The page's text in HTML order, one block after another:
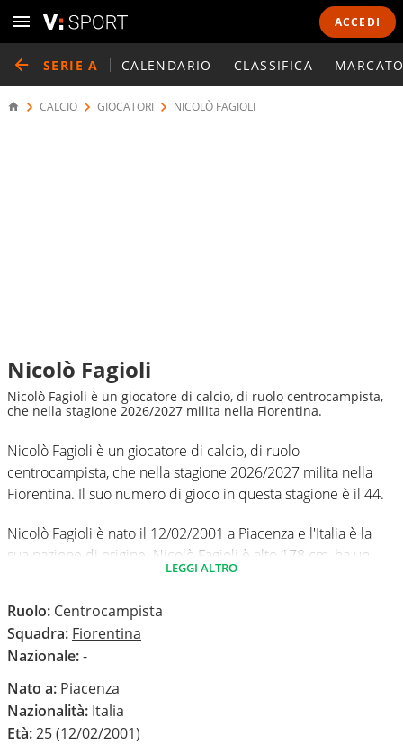
ACCEDI
SERIE A CALENDARIO CLASSIFICA
CALCIO GIOCATORI NICOLÒ FAGIOLI
Nicolò Fagioli
Nicolò Fagioli è un giocatore di calcio, di ruolo centrocampista,
che nella stagione 2026/2027 milita nella Fiorentina.
Nicolò Fagioli è un giocatore di calcio, di ruolo
centrocampista, che nella stagione 2026/2027 milita nella
Fiorentina. Il suo numero di gioco in questa stagione è il 44.
Nicolò Fagioli è nato il 12/02/2001 a Piacenza e l'Italia è la
sua nazione di origine. Nicolò Fagioli è alto 178 cm, ha un
peso medio di 71 kg. Il suo piede di calcio in via
In questa stagione ha disputato nel campionato Serie A 0
partite e non ha segnato nessun gol.
LEGGI ALTRO
Ruolo: Centrocampista
Squadra: Fiorentina
Nazionale:-
Nato a: Piacenza
Nazionalità: Italia
Età:25 (12/02/2001)